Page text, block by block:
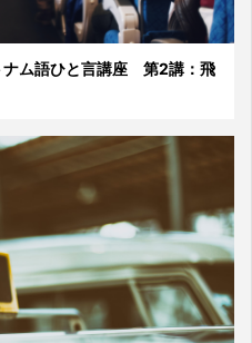
ナム語ひと言講座 第2講：飛